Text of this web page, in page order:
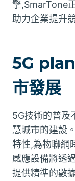
擎,SmarTone
助力企業提升
5G
市發展
5G技術的普及
慧城市的建設
特性,為物聯網
感應設備將透
提供精準的數